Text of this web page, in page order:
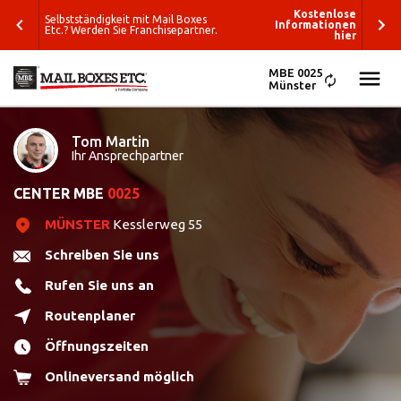
Selbstständigkeit mit Mail Boxes
Etc.? Werden Sie Franchisepartner.
Kostenlose
Informationen
hier
VERPACKUNG & VERSAND
E-COMMERCE & LOGISTIK
GRAFIK & DRUCK
ETC.
BLOG
SUCHEN
MBE 0025
Münster
LÖSUNGEN
verschicken?
Sie versenden?
Verpackungslösungen
Business-
Lösungen
CENTER MBE 0025
MÜNSTER Kesslerweg 55
Schreiben Sie uns
Rufen Sie uns an
Routenplaner
Öffnungszeiten
Onlineversand möglich
Tom Martin
Ihr Ansprechpartner
Kompetente Beratung
Mit MBE sparen Sie Zeit
Ein persönlicher Ansprechpartner